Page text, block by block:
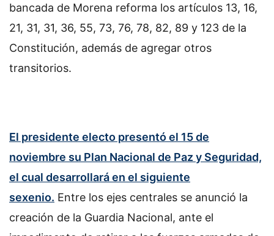
bancada de Morena reforma los artículos 13, 16,
21, 31, 31, 36, 55, 73, 76, 78, 82, 89 y 123 de la
Constitución, además de agregar otros
transitorios.
El presidente electo presentó el 15 de
noviembre su Plan Nacional de Paz y Seguridad,
el cual desarrollará en el siguiente
sexenio. Entre los ejes centrales se anunció la
creación de la Guardia Nacional, ante el